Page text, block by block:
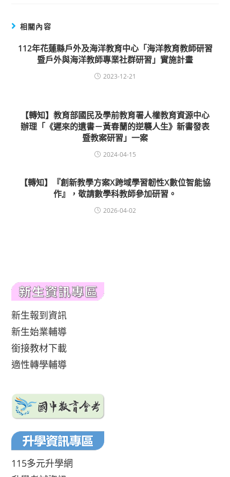
相關內容
112年花蓮縣戶外及海洋教育中心「海洋教育教師研習
暨戶外與海洋教師專業社群研習」實施計畫
2023-12-21
【轉知】教育部國民及學前教育署人權教育資源中心
辦理「《遲來的遺書－黃春蘭的逆襲人生》新書發表
暨教案研習」一案
2024-04-15
【轉知】『創新教學方案X跨域學習韌性X數位智能協
作』，敬請數學科教師參加研習。
2026-04-02
新生報到資訊
新生始業輔導
銜接教材下載
適性轉學輔導
115多元升學網